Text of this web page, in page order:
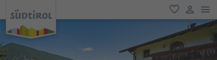
favoriti
user link